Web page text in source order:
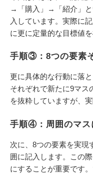
→「購入」→「紹介」と
入しています。実際に
に更に定量的な目標値
手順③：8つの要素
更に具体的な行動に落
それぞれで新たに9マス
を抜粋していますが、
手順④：周囲のマス
次に、8つの要素を実現
囲に記入します。この
にすることが重要です